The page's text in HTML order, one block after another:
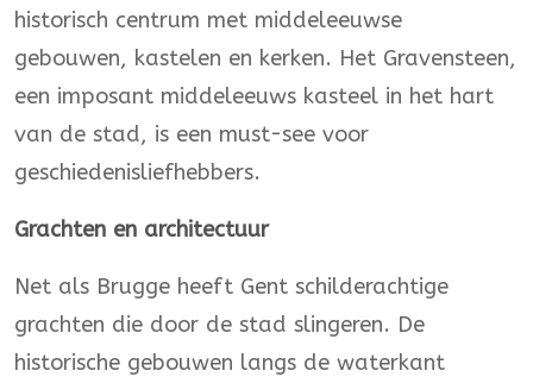
historisch centrum met middeleeuwse
gebouwen, kastelen en kerken. Het Gravensteen,
een imposant middeleeuws kasteel in het hart
van de stad, is een must-see voor
geschiedenisliefhebbers.
Grachten en architectuur
Net als Brugge heeft Gent schilderachtige
grachten die door de stad slingeren. De
historische gebouwen langs de waterkant